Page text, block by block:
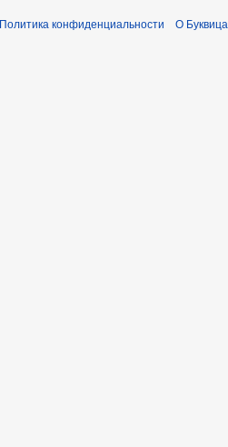
Политика конфиденциальности О Буквица